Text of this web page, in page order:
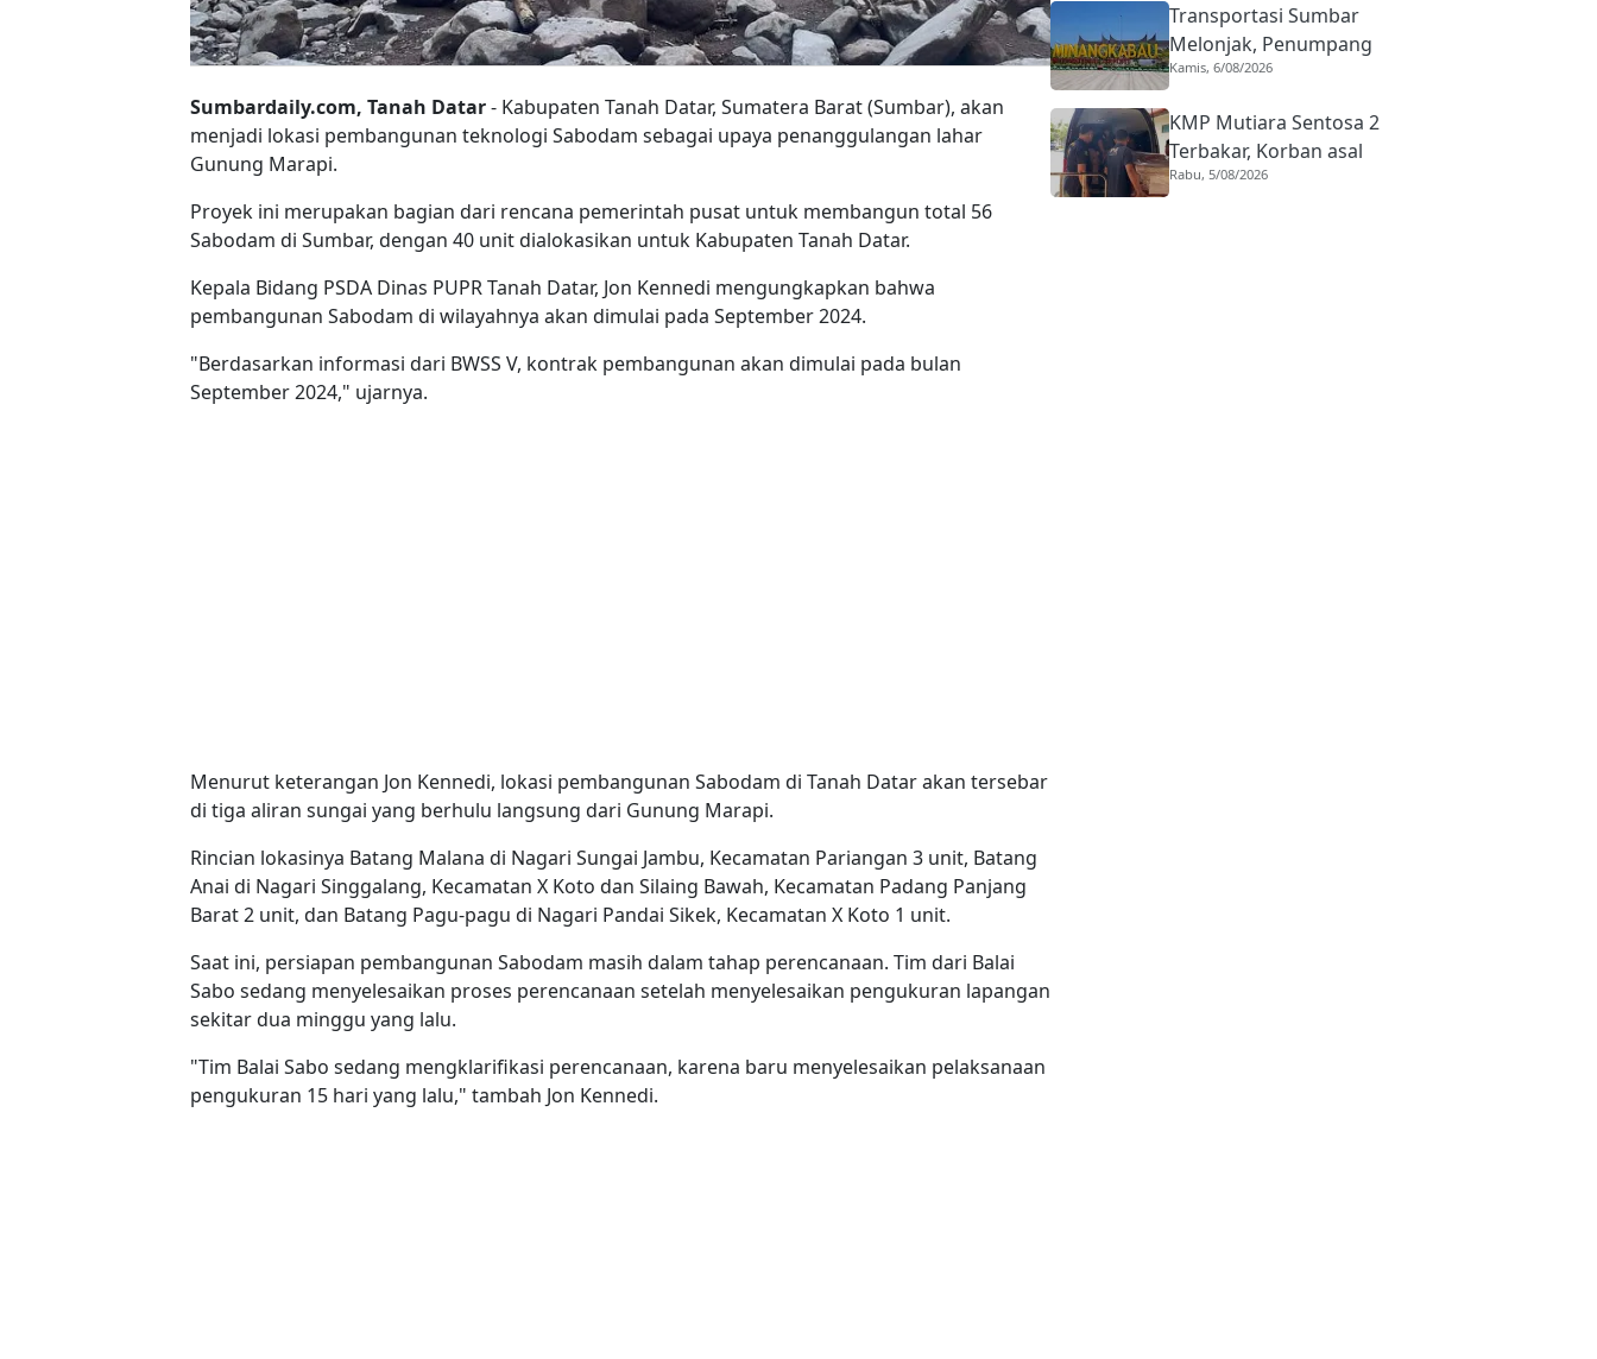
Sumbardaily.com, Tanah Datar- Kabupaten Tanah Datar, Sumatera Barat (Sumbar), akan
menjadi lokasi pembangunan teknologi Sabodam sebagai upaya penanggulangan lahar
Gunung Marapi.
Proyek ini merupakan bagian dari rencana pemerintah pusat untuk membangun total 56
Sabodam di Sumbar, dengan 40 unit dialokasikan untuk Kabupaten Tanah Datar.
Kepala Bidang PSDA Dinas PUPR Tanah Datar, Jon Kennedi mengungkapkan bahwa
pembangunan Sabodam di wilayahnya akan dimulai pada September 2024.
"Berdasarkan informasi dari BWSS V, kontrak pembangunan akan dimulai pada bulan
September 2024," ujarnya.
Menurut keterangan Jon Kennedi, lokasi pembangunan Sabodam di Tanah Datar akan tersebar
di tiga aliran sungai yang berhulu langsung dari Gunung Marapi.
Rincian lokasinya Batang Malana di Nagari Sungai Jambu, Kecamatan Pariangan 3 unit, Batang
Anai di Nagari Singgalang, Kecamatan X Koto dan Silaing Bawah, Kecamatan Padang Panjang
Barat 2 unit, dan Batang Pagu-pagu di Nagari Pandai Sikek, Kecamatan X Koto 1 unit.
Saat ini, persiapan pembangunan Sabodam masih dalam tahap perencanaan. Tim dari Balai
Sabo sedang menyelesaikan proses perencanaan setelah menyelesaikan pengukuran lapangan
sekitar dua minggu yang lalu.
"Tim Balai Sabo sedang mengklarifikasi perencanaan, karena baru menyelesaikan pelaksanaan
pengukuran 15 hari yang lalu," tambah Jon Kennedi.
Transportasi Sumbar
Melonjak, Penumpang
Pesawat Domestik dari
Persen
Kamis, 6/08/2026
KMP Mutiara Sentosa 2
Terbakar, Korban asal
Sumbar Rino Eka Putra
Rabu, 5/08/2026